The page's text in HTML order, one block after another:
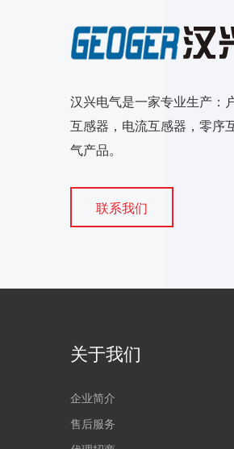
汉兴电气是一家专业生产：
互感器，电流互感器，零序
气产品。
联系我们
关于我们
企业简介
售后服务